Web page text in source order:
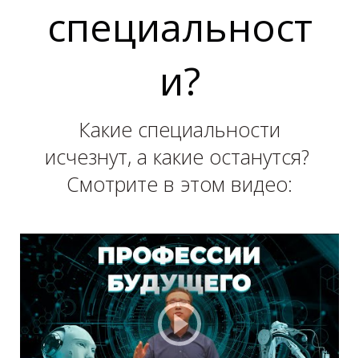
Т
специальност
и?
Какие специальности
исчезнут, а какие останутся?
Смотрите в этом видео: